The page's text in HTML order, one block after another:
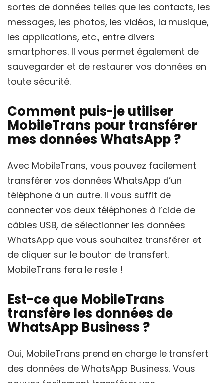
sortes de données telles que les contacts, les
messages, les photos, les vidéos, la musique,
les applications, etc., entre divers
smartphones. Il vous permet également de
sauvegarder et de restaurer vos données en
toute sécurité.
Comment puis-je utiliser
MobileTrans pour transférer
mes données WhatsApp ?
Avec MobileTrans, vous pouvez facilement
transférer vos données WhatsApp d’un
téléphone à un autre. Il vous suffit de
connecter vos deux téléphones à l’aide de
câbles USB, de sélectionner les données
WhatsApp que vous souhaitez transférer et
de cliquer sur le bouton de transfert.
MobileTrans fera le reste !
Est-ce que MobileTrans
transfère les données de
WhatsApp Business ?
Oui, MobileTrans prend en charge le transfert
des données de WhatsApp Business. Vous